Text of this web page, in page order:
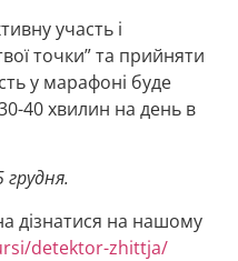
участь і
точки” та прийняти
у марафоні буде
40 хвилин на день в
грудня.
дізнатися на нашому
detektor-zhittja/